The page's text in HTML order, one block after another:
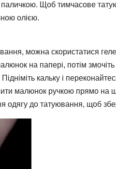
паличкою. Щоб тимчасове
олією.
можна скористатися
на папері, потім змочіть
кальку і
малюнок ручкою прямо на
одягу до татуювання, щоб